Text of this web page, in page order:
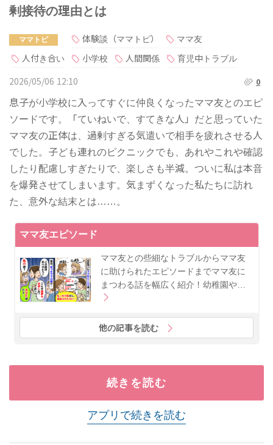
剰接待の理由とは
ママトピ 体験談（ママトピ）
ママ友
人付き合い
小学校 人間関係 育児中トラブル
2026/05/06 12:10 0
息子が小学校に入ってすぐに仲良くなったママ友とのエピ
ソードです。「ていねいで、すてきな人」だと思っていた
ママ友の正体は、過剰すぎる気遣いで相手を疲れさせる人
でした。子ども連れのピクニックでも、あれやこれや確認
したり配慮しすぎたりで、楽しさも半減。ついに私は本音
を爆発させてしまいます。気まずくなった私たちに訪れ
た、意外な結末とは……。
ママ友エピソード
ママ友との些細なトラブルからママ友
に助けられたエピソードまでママ友に
まつわる話を幅広く紹介！幼稚園や…
他の記事を読む
続きを読む
アプリで続きを読む